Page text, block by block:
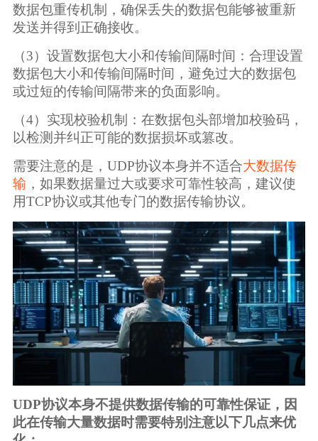
基因行业
汽车行业
生产制造业
IT互联网行业
影视制作业
数据包重传机制，确保丢失的数据包能够被重新
发送并得到正确接收。
（3）设置数据包大小和传输间隔时间：合理设置
数据包大小和传输间隔时间，避免过大的数据包
或过短的传输间隔带来的负面影响。
（4）实现校验机制：在数据包头部增加校验码，
以检测并纠正可能的数据损坏或篡改。
需要注意的是，UDP协议本身并不适合大数据传
输 ，如果数据量过大或要求可靠性较高，建议使
用TCP协议或其他专门的数据传输协议。
UDP协议本身不提供数据传输的可靠性保证，因
此在传输大量数据时需要特别注意以下几点来优